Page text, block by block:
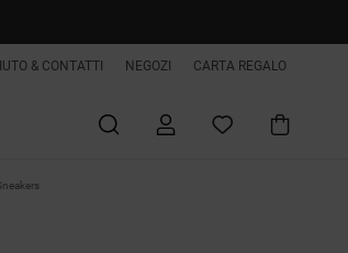
& CONTATTI NEGOZI CARTA REGALO